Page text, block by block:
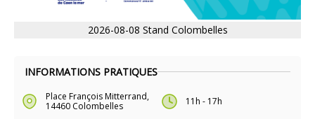
INFORMATIONS PRATIQUES
Place François Mitterrand,
14460 Colombelles
11h - 17h
2026-08-08 Stand Colombelles